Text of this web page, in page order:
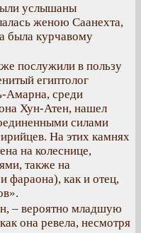
услышаны
женою Саанехта,
была курчавому
послужили в пользу
египтолог
Амарна, среди
Хун-Атен, нашел
силами
На этих камнях
на колеснице,
также на
фараона), как и отец,
– вероятно младшую
она ревела, несмотря